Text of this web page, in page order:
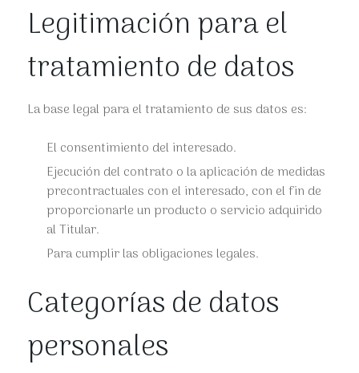
Legitimación para el
tratamiento de datos
La base legal para el tratamiento de sus datos es:
El consentimiento del interesado.
Ejecución del contrato o la aplicación de medidas
precontractuales con el interesado, con el fin de
proporcionarle un producto o servicio adquirido
al Titular.
Para cumplir las obligaciones legales.
Categorías de datos
personales